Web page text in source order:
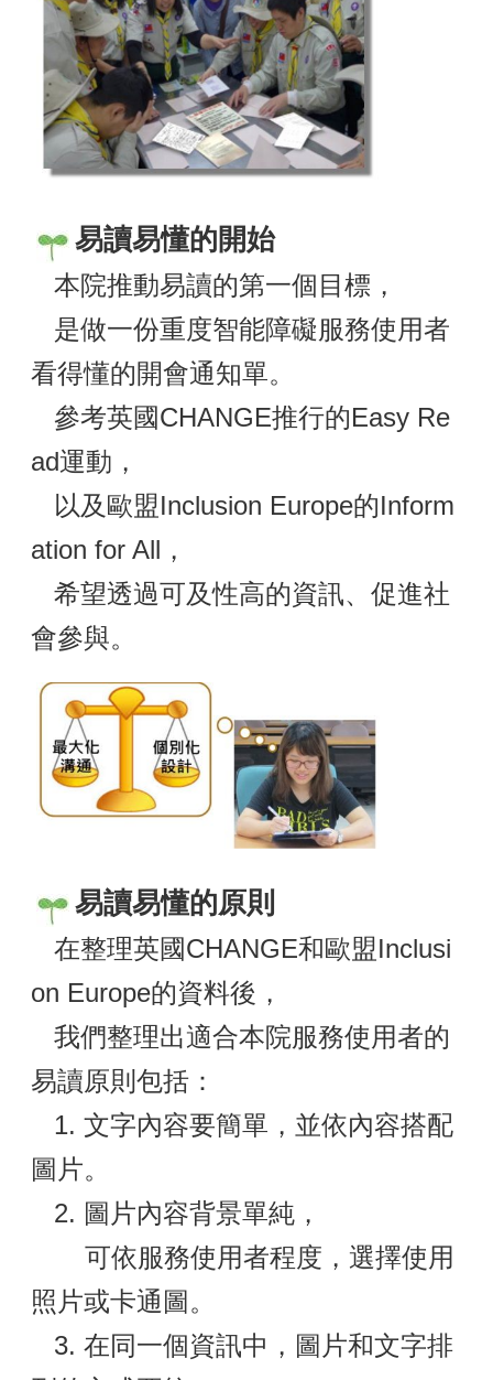
易讀易懂的開始
本院推動易讀的第一個目標，
是做一份重度智能障礙服務使用者
看得懂的開會通知單。
參考英國CHANGE推行的Easy Re
ad運動，
以及歐盟Inclusion Europe的Inform
ation for All，
希望透過可及性高的資訊、促進社
會參與。
易讀易懂的原則
在整理英國CHANGE和歐盟Inclusi
on Europe的資料後，
我們整理出適合本院服務使用者的
易讀原則包括：
1. 文字內容要簡單，並依內容搭配
圖片。
2. 圖片內容背景單純，
可依服務使用者程度，選擇使用
照片或卡通圖。
3. 在同一個資訊中，圖片和文字排